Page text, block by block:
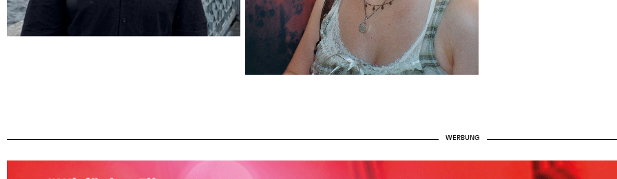
WERBUNG